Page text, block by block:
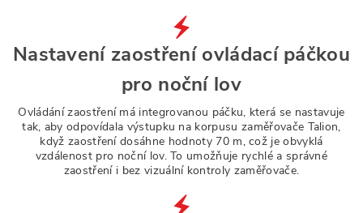
Nastavení zaostření ovládací páčkou
pro noční lov
Ovládání zaostření má integrovanou páčku, která se nastavuje
tak, aby odpovídala výstupku na korpusu zaměřovače Talion,
když zaostření dosáhne hodnoty 70 m, což je obvyklá
vzdálenost pro noční lov. To umožňuje rychlé a správné
zaostření i bez vizuální kontroly zaměřovače.